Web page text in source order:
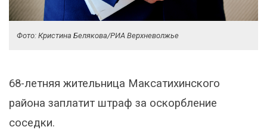
Фото: Кристина Белякова/РИА Верхневолжье
68-летняя жительница Максатихинского
района заплатит штраф за оскорбление
соседки.